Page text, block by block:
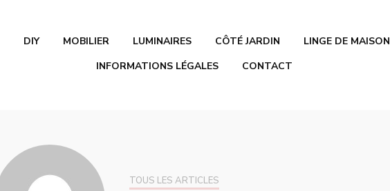
DIY MOBILIER LUMINAIRES CÔTÉ JARDIN LINGE DE MAISON
INFORMATIONS LÉGALES
CONTACT
TOUS LES ARTICLES